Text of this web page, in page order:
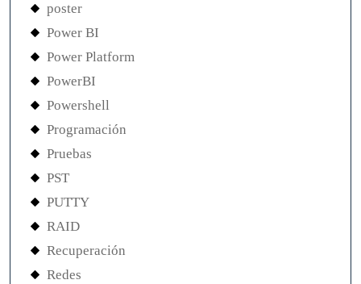
poster
Power BI
Power Platform
PowerBI
Powershell
Programación
Pruebas
PST
PUTTY
RAID
Recuperación
Redes